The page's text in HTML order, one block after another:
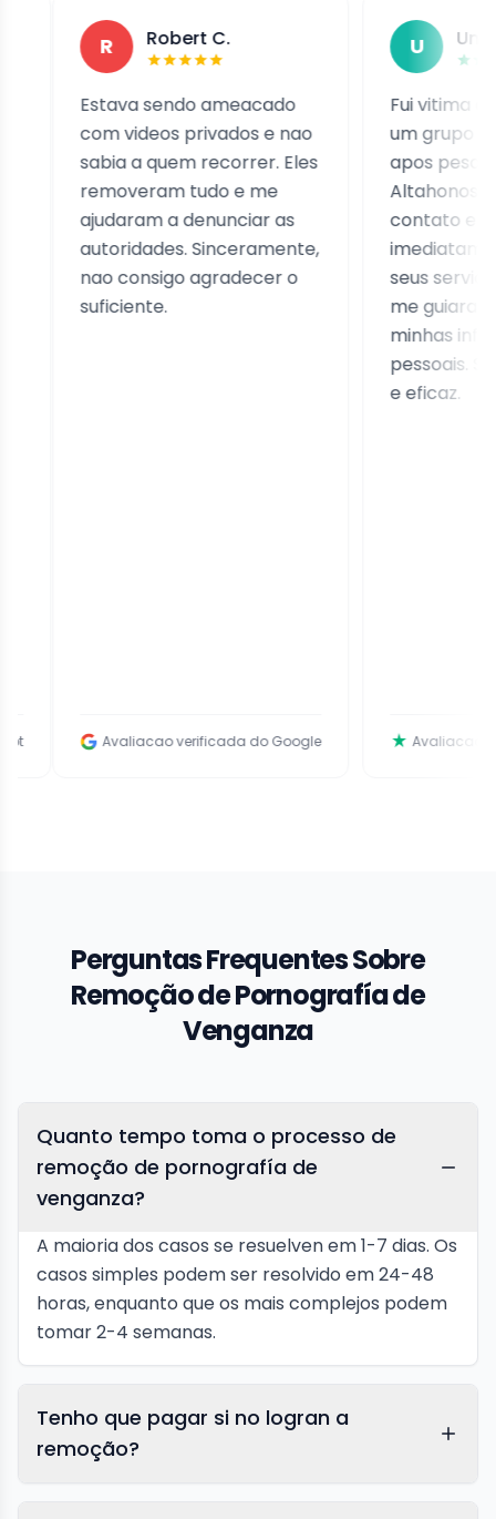
Robert C.
sendo ameacado
videos privados e nao
a quem recorrer. Eles
tudo e me
a denunciar as
Sinceramente,
consigo agradecer o
Avaliacao verificada do Google
Um usuario
Fui vitima de
um grupo de
apos pesquisar
Altahonos. Entrei em
contato e
imediatamente,
seus servicos
me guiaram para
minhas informacoes
pessoais. Servico
Avaliacao verificada do
Perguntas Frequentes Sobre
Remoção de Pornografía de
Venganza
Quanto tempo toma o processo de
remoção de pornografía de
venganza?
A maioria dos casos se resuelven em 1-7 dias. Os
casos simples podem ser resolvido em 24-48
horas, enquanto que os mais complejos podem
tomar 2-4 semanas.
Tenho que pagar si no logran a
remoção?